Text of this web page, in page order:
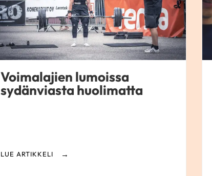
Voimalajien lumoissa
sydänviasta huolimatta
LUE ARTIKKELI